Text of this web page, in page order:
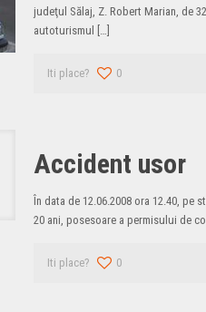
judeţul Sălaj, Z. Robert Marian, de
autoturismul
[…]
Iti place? 0
Accident usor
În data de 12.06.2008 ora 12.40, pe
20 ani, posesoare a permisului de
Iti place? 0